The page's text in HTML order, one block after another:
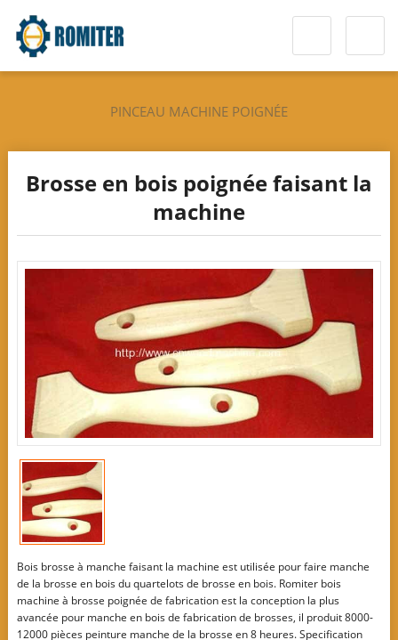
PINCEAU MACHINE POIGNÉE
Brosse en bois poignée faisant la
machine
Bois brosse à manche faisant la machine est utilisée pour faire manche
de la brosse en bois du quartelots de brosse en bois. Romiter bois
machine à brosse poignée de fabrication est la conception la plus
avancée pour manche en bois de fabrication de brosses, il produit 8000-
12000 pièces peinture manche de la brosse en 8 heures. Specification